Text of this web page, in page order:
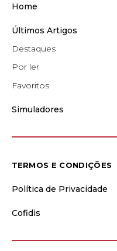
Home
Últimos Artigos
Destaques
Por ler
Favoritos
Simuladores
TERMOS E CONDIÇÕES
Política de Privacidade
Cofidis